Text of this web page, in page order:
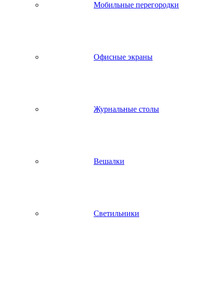
Мобильные перегородки
Офисные экраны
Журнальные столы
Вешалки
Светильники